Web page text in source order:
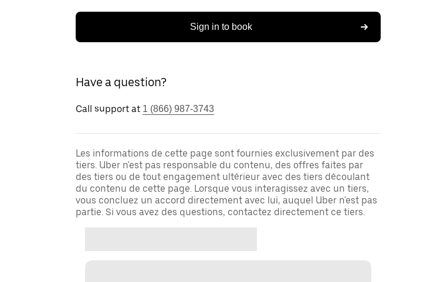
Sign in to book
Have a question?
Call support at 1 (866) 987-3743
Les informations de cette page sont fournies exclusivement par des
tiers. Uber n'est pas responsable du contenu, des offres faites par
des tiers ou de tout engagement ultérieur avec des tiers découlant
du contenu de cette page. Lorsque vous interagissez avec un tiers,
vous concluez un accord directement avec lui, auquel Uber n'est pas
partie. Si vous avez des questions, contactez directement ce tiers.